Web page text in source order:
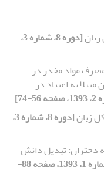
[دوره 8، شماره 3،
مواد مخدر در
به اعتیاد در
زبان
[دوره 8، شماره 3،
دختران: تبدیل دانش
[دوره 8، شماره 1، 1393، صفحه 88-